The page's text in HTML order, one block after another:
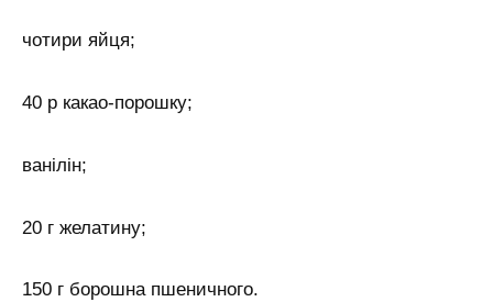
чотири яйця;
40 р какао-порошку;
ванілін;
20 г желатину;
150 г борошна пшеничного.